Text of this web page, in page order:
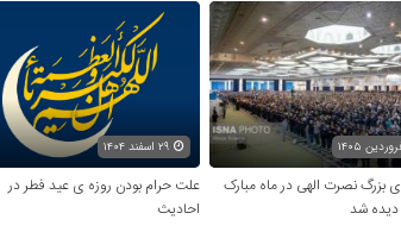
بزرگ نصرت الهی در ماه مبارک
شد
علت حرام بودن روزه ی عید فطر در
احادیث